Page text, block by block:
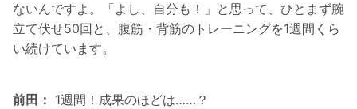
ないんですよ。「よし、自分も！」と思って、ひとまず腕
立て伏せ50回と、腹筋・背筋のトレーニングを1週間くら
い続けています。
前田： 1週間！成果のほどは……？